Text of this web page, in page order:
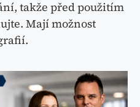
takže před použitím
Mají možnost